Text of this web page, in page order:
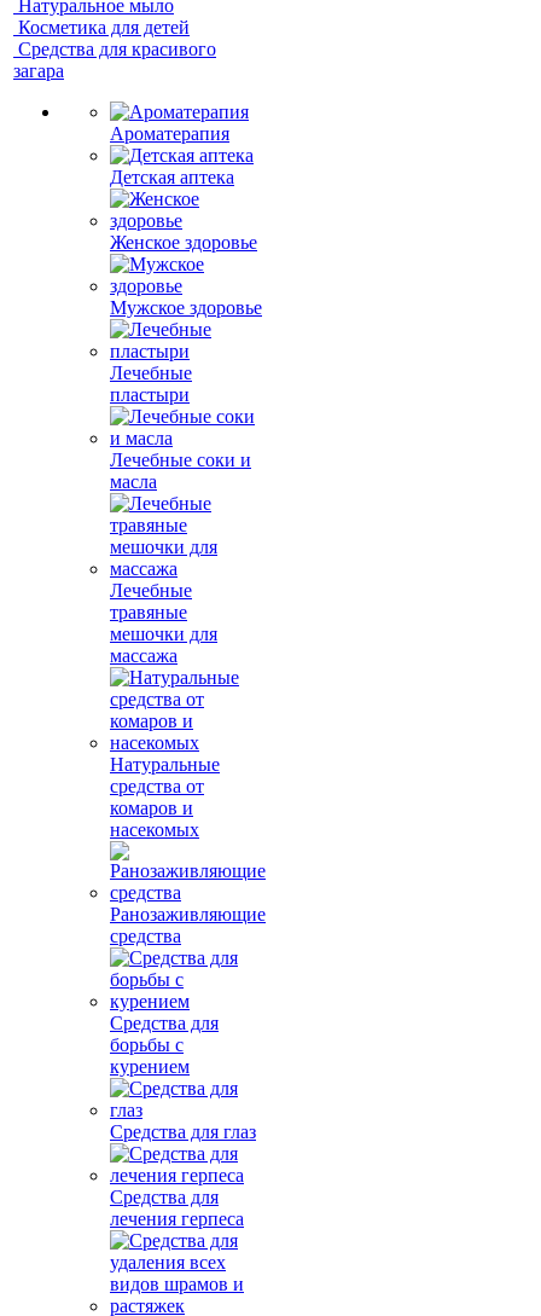
Натуральное мыло
Косметика для детей
Средства для красивого
загара
Ароматерапия
Детская аптека
Женское здоровье
Мужское здоровье
Лечебные
пластыри
Лечебные соки и
масла
Лечебные
травяные
мешочки для
массажа
Натуральные
средства от
комаров и
насекомых
Ранозаживляющие
средства
Средства для
борьбы с
курением
Средства для глаз
Средства для
лечения герпеса